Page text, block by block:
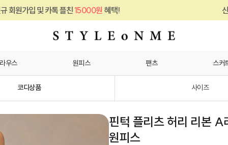
플친15000원혜택! 신규 회원가입 및
우스 원피스 팬츠 스커
코디상품 사이즈
핀턱 플리츠 허리 리본 A
원피스